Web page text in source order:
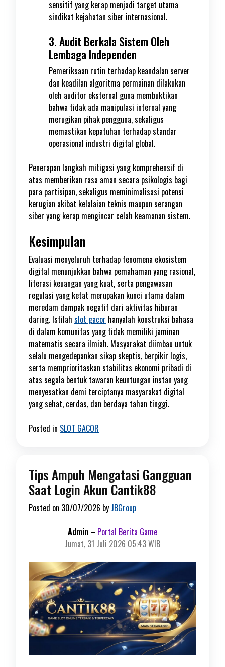
sensitif yang kerap menjadi target utama
sindikat kejahatan siber internasional.
3. Audit Berkala Sistem Oleh
Lembaga Independen
Pemeriksaan rutin terhadap keandalan server
dan keadilan algoritma permainan dilakukan
oleh auditor eksternal guna membuktikan
bahwa tidak ada manipulasi internal yang
merugikan pihak pengguna, sekaligus
memastikan kepatuhan terhadap standar
operasional industri digital global.
Penerapan langkah mitigasi yang komprehensif di
atas memberikan rasa aman secara psikologis bagi
para partisipan, sekaligus meminimalisasi potensi
kerugian akibat kelalaian teknis maupun serangan
siber yang kerap mengincar celah keamanan sistem.
Kesimpulan
Evaluasi menyeluruh terhadap fenomena ekosistem
digital menunjukkan bahwa pemahaman yang rasional,
literasi keuangan yang kuat, serta pengawasan
regulasi yang ketat merupakan kunci utama dalam
meredam dampak negatif dari aktivitas hiburan
daring. Istilah slot gacor hanyalah konstruksi bahasa
di dalam komunitas yang tidak memiliki jaminan
matematis secara ilmiah. Masyarakat diimbau untuk
selalu mengedepankan sikap skeptis, berpikir logis,
serta memprioritaskan stabilitas ekonomi pribadi di
atas segala bentuk tawaran keuntungan instan yang
menyesatkan demi terciptanya masyarakat digital
yang sehat, cerdas, dan berdaya tahan tinggi.
Posted in SLOT GACOR
Tips Ampuh Mengatasi Gangguan
Saat Login Akun Cantik88
Posted on 30/07/2026 by JBGroup
Admin – Portal Berita Game
Jumat, 31 Juli 2026 05:43 WIB